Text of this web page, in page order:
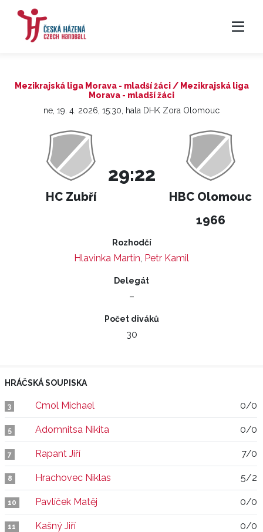
Mezikrajská liga Morava - mladší žáci / Mezikrajská liga
Morava - mladší žáci
ne, 19. 4. 2026, 15:30, hala DHK Zora Olomouc
HC Zubří
29:22
HBC Olomouc
1966
Rozhodčí
Hlavinka Martin, Petr Kamil
Delegát
–
Počet diváků
30
HRÁČSKÁ SOUPISKA
3 Cmol Michael 0/0
5 Adomnitsa Nikita 0/0
7 Rapant Jiří 7/0
8 Hrachovec Niklas 5/2
10 Pavlíček Matěj 0/0
11 Kašný Jiří 0/0